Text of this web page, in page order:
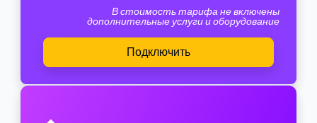
В стоимость тарифа не включены
дополнительные услуги и оборудование
Подключить